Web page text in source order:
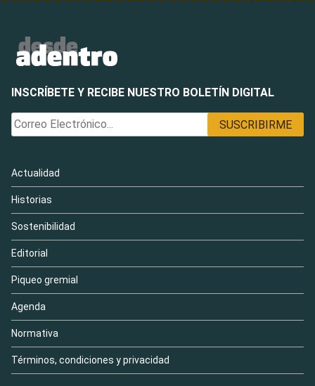
INSCRÍBETE Y RECIBE NUESTRO BOLETÍN DIGITAL
Actualidad
Historias
Sostenibilidad
Editorial
Piqueo gremial
Agenda
Normativa
Términos, condiciones y privacidad